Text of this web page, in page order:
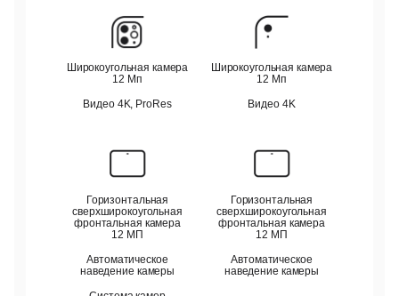
Широкоугольная камера
12 Мп
Видео 4K, ProRes
Широкоугольная камера
12 Мп
Видео 4K
Горизонтальная
сверхширокоугольная
фронтальная камера
12 МП
Автоматическое
наведение камеры
Горизонтальная
сверхширокоугольная
фронтальная камера
12 МП
Автоматическое
наведение камеры